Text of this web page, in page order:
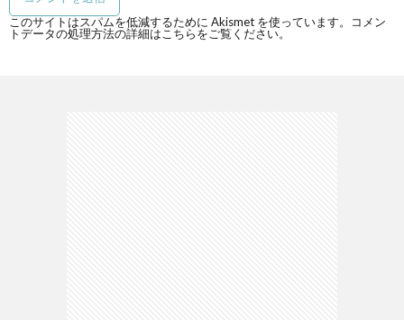
このサイトはスパムを低減するために Akismet を使っています。
コメン
トデータの処理方法の詳細はこちらをご覧ください。